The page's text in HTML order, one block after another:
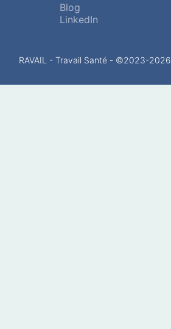
Blog
LinkedIn
RAVAIL - Travail Santé - ©2023-2026